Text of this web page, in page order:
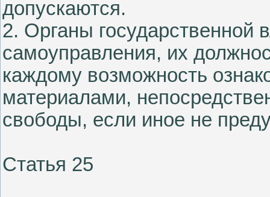
допускаются.
2. Органы государственной
самоуправления, их
каждому возможность
материалами,
свободы, если иное не
Статья 25